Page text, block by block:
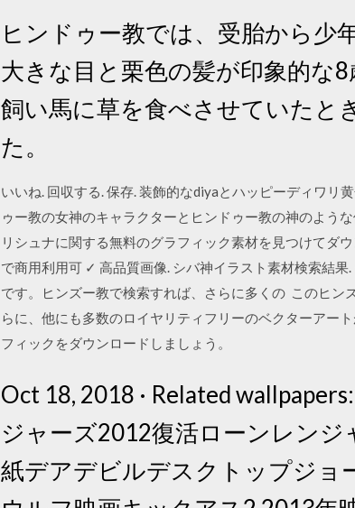
ヒンドゥー教では、受胎から少
大きな目と栗色の髪が印象的な
飼い馬に草を食べさせていたと
た。
いいね. 回収する. 保存. 装飾的なdiyaとハッピーディワリ
ゥー教の女神のキャラクターとヒンドゥー教の神のよう
リシュナに関する無料のグラフィック素材を見つけてダ
で商用利用可 ✓ 高品質画像. シバ神イラスト素材検索結
です。ヒンズー教で検索すれば、さらに多くの このヒン
らに、他にも多数のロイヤリティフリーのベクターアー
フィックをダウンロードしましょう。
Oct 18, 2018 · Related
ジャーズ2012復活ローンレン
紙デアデビルデスクトップジョ